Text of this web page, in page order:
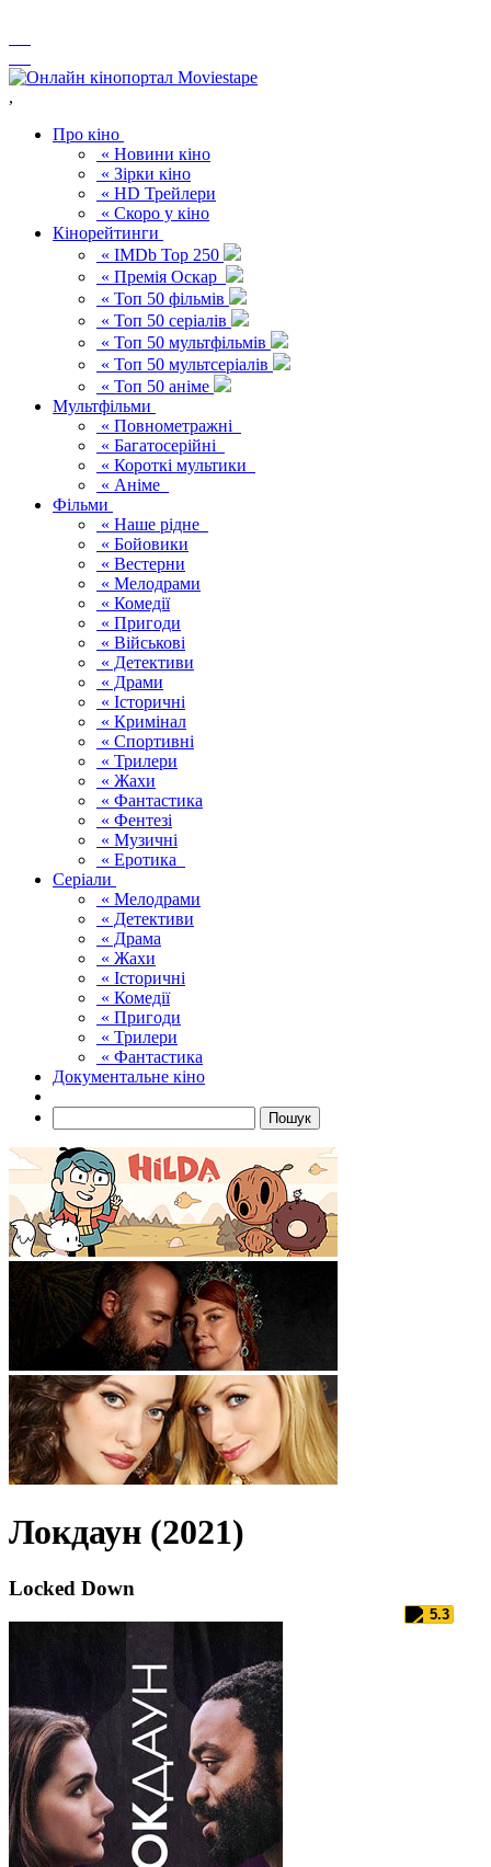
,
Про кіно
« Новини кіно
« Зірки кіно
« HD Трейлери
« Скоро у кіно
Кінорейтинги
« IMDb Top 250
« Премія Оскар
« Топ 50 фільмів
« Топ 50 серіалів
« Топ 50 мультфільмів
« Топ 50 мультсеріалів
« Топ 50 аніме
Мультфільми
« Повнометражні
« Багатосерійні
« Короткі мультики
« Аніме
Фільми
« Наше рідне
« Бойовики
« Вестерни
« Мелодрами
« Комедії
« Пригоди
« Військові
« Детективи
« Драми
« Історичні
« Кримінал
« Спортивні
« Трилери
« Жахи
« Фантастика
« Фентезі
« Музичні
« Еротика
Серіали
« Мелодрами
« Детективи
« Драма
« Жахи
« Історичні
« Комедії
« Пригоди
« Трилери
« Фантастика
Документальне кіно
Пошук
Локдаун (2021)
Locked Down
5.3